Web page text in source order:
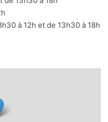
à 12h et de 13h30 à 18h